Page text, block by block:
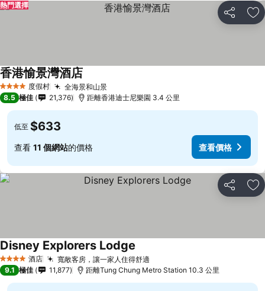
分享 放
熱門選擇
4 星級 度假村 全海景和山景
香港愉景灣酒店
8.5 極佳 21,376 距離香港迪士尼樂園 3.4 公里
低至 $633
查看 11 個網站的價格 查看價格
分享 放
4 星級 酒店 寬敞客房，讓一家人住得舒適
Disney Explorers Lodge
9.1 極佳 11,877 距離Tung Chung Metro Station 10.3 公里